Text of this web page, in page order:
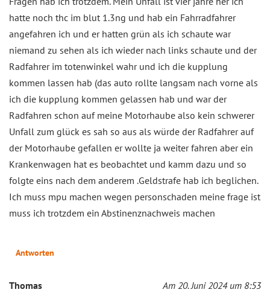
hatte noch thc im blut 1.3ng und hab ein Fahrradfahrer
angefahren ich und er hatten grün als ich schaute war
niemand zu sehen als ich wieder nach links schaute und der
Radfahrer im totenwinkel wahr und ich die kupplung
kommen lassen hab (das auto rollte langsam nach vorne als
ich die kupplung kommen gelassen hab und war der
Radfahren schon auf meine Motorhaube also kein schwerer
Unfall zum glück es sah so aus als würde der Radfahrer auf
der Motorhaube gefallen er wollte ja weiter fahren aber ein
Krankenwagen hat es beobachtet und kamm dazu und so
folgte eins nach dem anderem .Geldstrafe hab ich beglichen.
Ich muss mpu machen wegen personschaden meine frage ist
muss ich trotzdem ein Abstinenznachweis machen
Antworten
Thomas Am 20. Juni 2024 um 8:53